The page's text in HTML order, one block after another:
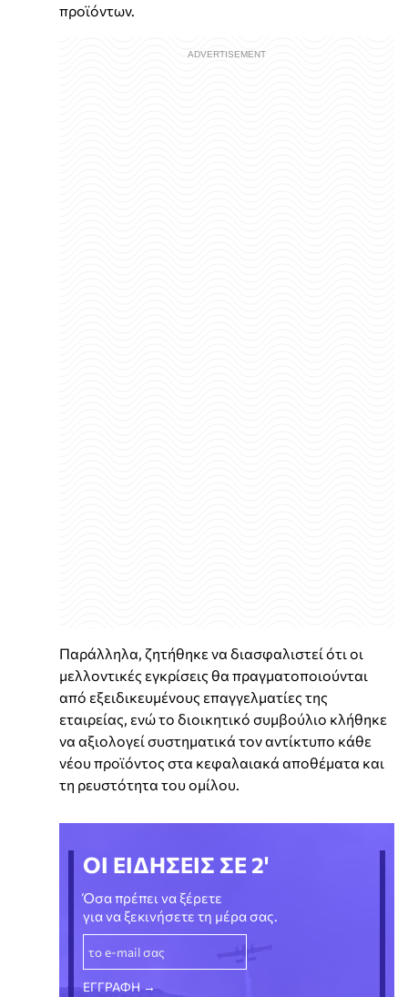
προϊόντων.
Παράλληλα, ζητήθηκε να διασφαλιστεί ότι οι
μελλοντικές εγκρίσεις θα πραγματοποιούνται
από εξειδικευμένους επαγγελματίες της
εταιρείας, ενώ το διοικητικό συμβούλιο κλήθηκε
να αξιολογεί συστηματικά τον αντίκτυπο κάθε
νέου προϊόντος στα κεφαλαιακά αποθέματα και
τη ρευστότητα του ομίλου.
ΟΙ ΕΙΔΗΣΕΙΣ ΣΕ 2'
Όσα πρέπει να ξέρετε
για να ξεκινήσετε τη μέρα σας.